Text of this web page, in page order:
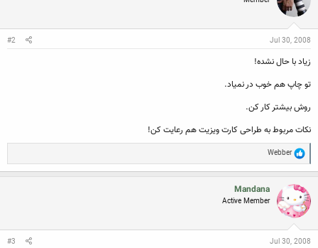
o
n
:
Jul 30, 2008
#2
زیاد با حال نشده!
تو چاپ هم خوب در نمیاد.
روش بیشتر کار کن.
نکات مربوط به طراحی کارت ویزیت هم رعایت کن!
R
e
a
c
o
:
Webber
Mandana
Active Member
Jul 30, 2008
#3